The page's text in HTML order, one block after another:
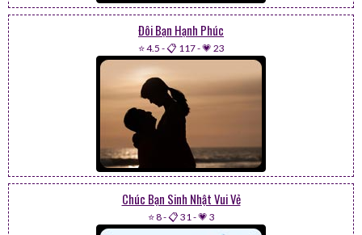
Đôi Bạn Hạnh Phúc
⭐ 4.5 -📋 117-💗 23
Chúc Bạn Sinh Nhật Vui Vẻ
⭐ 8-📋 31-💗 3